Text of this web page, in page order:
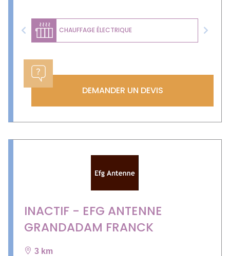
CHAUFFAGE ÉLECTRIQUE
Previous Next
DEMANDER UN DEVIS
INACTIF - EFG ANTENNE
GRANDADAM FRANCK
3 km